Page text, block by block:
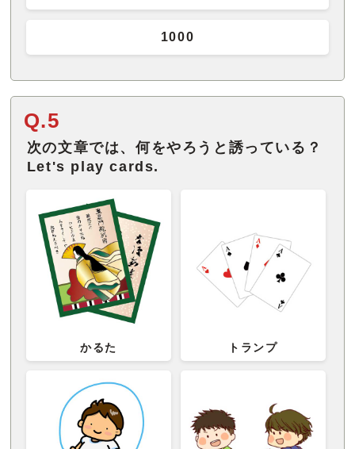
1000
Q.5
次の文章では、何をやろうと誘っている？
Let's play cards.
かるた トランプ